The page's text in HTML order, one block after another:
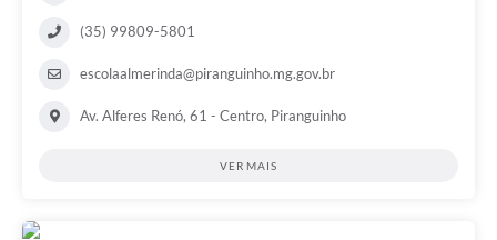
(35) 99809-5801
escolaalmerinda@piranguinho.mg.gov.br
Av. Alferes Renó, 61 - Centro, Piranguinho
VER MAIS